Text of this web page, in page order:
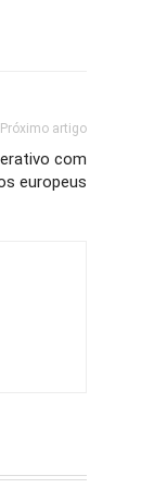
Próximo artigo
com
europeus